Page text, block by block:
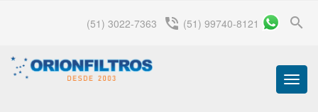
search
(51) 3022-7363 phone_in_talk (51) 99740-8121
Menu